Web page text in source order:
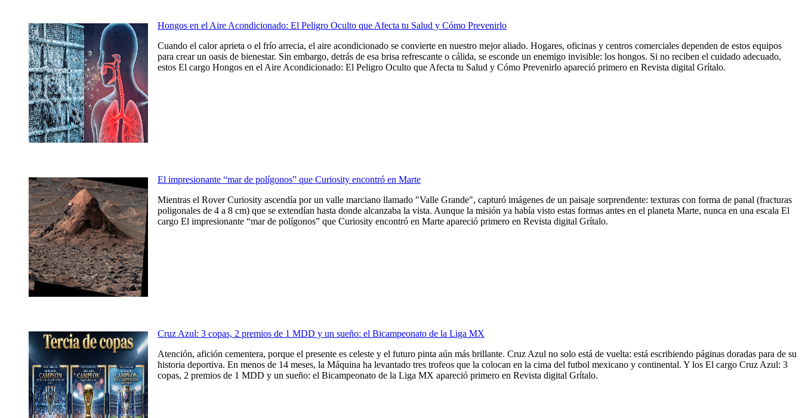
Hongos en el Aire Acondicionado: El Peligro Oculto que Afecta tu Salud y Cómo Prevenirlo
Cuando el calor aprieta o el frío arrecia, el aire acondicionado se convierte en nuestro mejor aliado. Hogares, oficinas y centros comerciales dependen de estos equipos
para crear un oasis de bienestar. Sin embargo, detrás de esa brisa refrescante o cálida, se esconde un enemigo invisible: los hongos. Si no reciben el cuidado adecuado,
estos El cargo Hongos en el Aire Acondicionado: El Peligro Oculto que Afecta tu Salud y Cómo Prevenirlo apareció primero en Revista digital Grítalo.
El impresionante “mar de polígonos” que Curiosity encontró en Marte
Mientras el Rover Curiosity ascendía por un valle marciano llamado "Valle Grande", capturó imágenes de un paisaje sorprendente: texturas con forma de panal (fracturas
poligonales de 4 a 8 cm) que se extendían hasta donde alcanzaba la vista. Aunque la misión ya había visto estas formas antes en el planeta Marte, nunca en una escala El
cargo El impresionante “mar de polígonos” que Curiosity encontró en Marte apareció primero en Revista digital Grítalo.
Cruz Azul: 3 copas, 2 premios de 1 MDD y un sueño: el Bicampeonato de la Liga MX
Atención, afición cementera, porque el presente es celeste y el futuro pinta aún más brillante. Cruz Azul no solo está de vuelta: está escribiendo páginas doradas para de su
historia deportiva. En menos de 14 meses, la Máquina ha levantado tres trofeos que la colocan en la cima del futbol mexicano y continental. Y los El cargo Cruz Azul: 3
copas, 2 premios de 1 MDD y un sueño: el Bicampeonato de la Liga MX apareció primero en Revista digital Grítalo.